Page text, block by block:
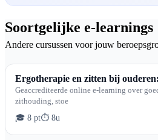
Soortgelijke e-learnings
Andere cursussen voor jouw
Ergotherapie en zitten bij
Geaccrediteerde online e-learning over
zithouding, stoe
🎓 8 pt⏱ 8u